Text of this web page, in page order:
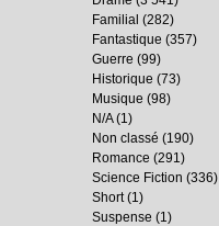
Familial (282)
Fantastique (357)
Guerre (99)
Historique (73)
Musique (98)
N/A(1)
Non classé (190)
Romance (291)
Science Fiction (336)
Short(1)
Suspense (1)